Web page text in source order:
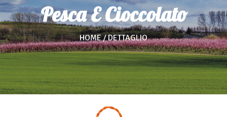
Pesca E Cioccolato
HOME DETTAGLIO